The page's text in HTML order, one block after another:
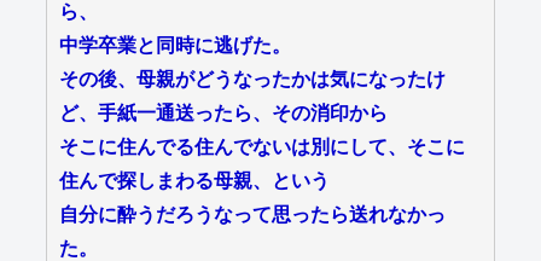
ら、
中学卒業と同時に逃げた。
その後、母親がどうなったかは気になったけ
ど、手紙一通送ったら、その消印から
そこに住んでる住んでないは別にして、そこに
住んで探しまわる母親、という
自分に酔うだろうなって思ったら送れなかっ
た。